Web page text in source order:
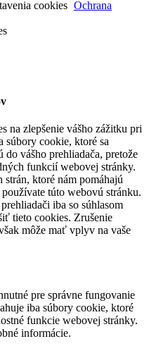
cookies Ochrana
na zlepšenie vášho zážitku pri
súbory cookie, ktoré sa
vášho prehliadača, pretože
funkcií webovej stránky.
ktoré nám pomáhajú
túto webovú stránku.
iba so súhlasom
tieto cookies. Zrušenie
môže mať vplyv na vaše
pre správne fungovanie
iba súbory cookie, ktoré
funkcie webovej stránky.
informácie.